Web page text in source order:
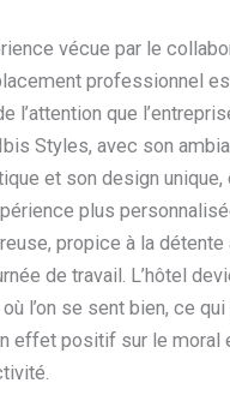
vécue par le
professionnel
l’attention que
Styles, avec son
et son design unique,
plus
propice à la détente
de travail. L’hôtel
l’on se sent bien, ce
effet positif sur le moral